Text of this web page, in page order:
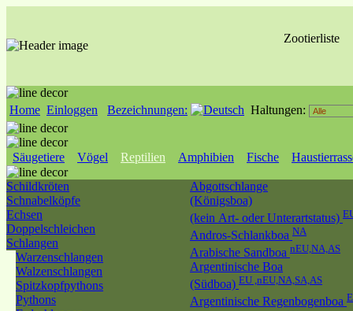
Zootierliste
Home Einloggen Bezeichnungen: Haltungen:
Säugetiere Vögel Reptilien Amphibien Fische
Schildkröten
Schnabelköpfe
Echsen
Doppelschleichen
Schlangen
Warzenschlangen
Walzenschlangen
Spitzkopfpythons
Pythons
Abgottschlange
(Königsboa)
(kein Art- oder Unterartstatus)
Andros-Schlankboa NA
Arabische Sandboa nEU,NA,AS
Argentinische Boa
(Südboa) EU ,nEU,NA,SA,AS
Argentinische Regenbogenboa